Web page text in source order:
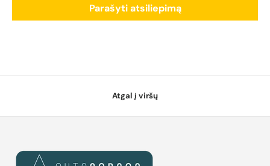
Parašyti atsiliepimą
Atgal į viršų